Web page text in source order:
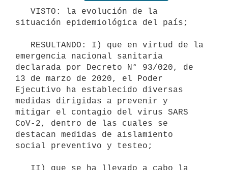
situación epidemiológica del país;
emergencia nacional sanitaria
declarada por Decreto N° 93/020, de
13 de marzo de 2020, el Poder
Ejecutivo ha establecido diversas
medidas dirigidas a prevenir y
mitigar el contagio del virus SARS
CoV-2, dentro de las cuales se
destacan medidas de aislamiento
social preventivo y testeo;